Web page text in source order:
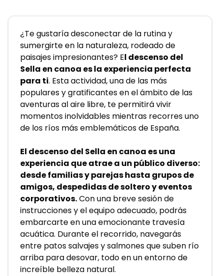
¿Te gustaría desconectar de la rutina y
sumergirte en la naturaleza, rodeado de
paisajes impresionantes? El descenso del
Sella en canoa es la experiencia perfecta
para ti. Esta actividad, una de las más
populares y gratificantes en el ámbito de las
aventuras al aire libre, te permitirá vivir
momentos inolvidables mientras recorres uno
de los ríos más emblemáticos de España.
El descenso del Sella en canoa es una
experiencia que atrae a un público diverso:
desde familias y parejas hasta grupos de
amigos, despedidas de soltero y eventos
corporativos. Con una breve sesión de
instrucciones y el equipo adecuado, podrás
embarcarte en una emocionante travesía
acuática. Durante el recorrido, navegarás
entre patos salvajes y salmones que suben río
arriba para desovar, todo en un entorno de
increíble belleza natural.